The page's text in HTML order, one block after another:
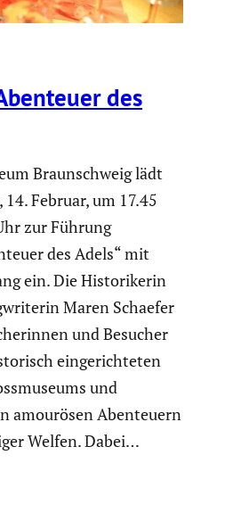
des
Braun­schweig lädt
Februar, um 17.45
zur Führung
des Adels“ mit
ein. Die Histo­ri­kerin
Maren Schaefer
und Besucher
einge­rich­teten
und
amourösen Abenteuern
Welfen. Dabei…